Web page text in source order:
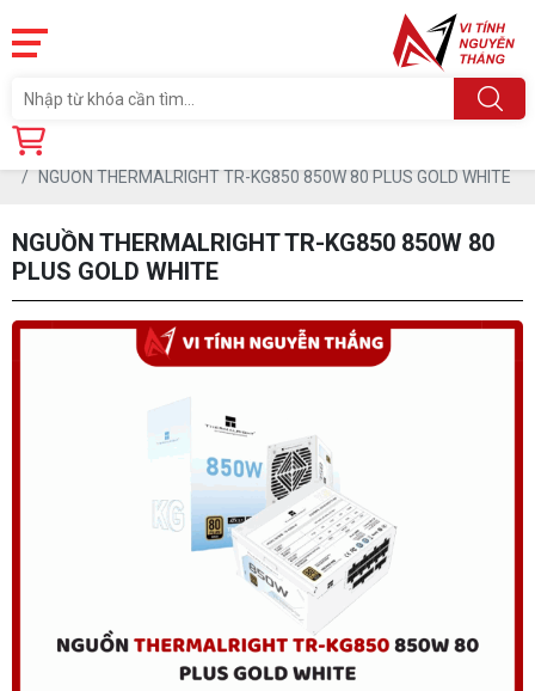
Trang chủ
NGUỒN THERMALRIGHT TR-KG850 850W 80 PLUS GOLD WHITE
NGUỒN THERMALRIGHT TR-KG850 850W 80
PLUS GOLD WHITE